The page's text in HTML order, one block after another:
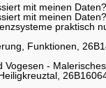
mit meinen
mit meinen
praktisch
Funktionen,
-